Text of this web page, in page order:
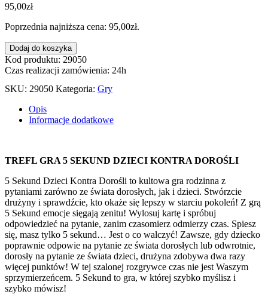
95,00zł
Poprzednia najniższa cena: 95,00zł.
ilość
GRA
5
DZIECI
DOROŚLI
02120
Dodaj do koszyka
Kod produktu: 29050
Czas realizacji zamówienia: 24h
SKU: 29050 Kategoria: Gry
Opis
Informacje dodatkowe
TREFL GRA 5 SEKUND DZIECI KONTRA DOROŚLI
5 Sekund Dzieci Kontra Dorośli to kultowa gra rodzinna z
pytaniami zarówno ze świata dorosłych, jak i dzieci. Stwórzcie
drużyny i sprawdźcie, kto okaże się lepszy w starciu pokoleń! Z grą
5 Sekund emocje sięgają zenitu! Wylosuj kartę i spróbuj
odpowiedzieć na pytanie, zanim czasomierz odmierzy czas. Spiesz
się, masz tylko 5 sekund… Jest o co walczyć! Zawsze, gdy dziecko
poprawnie odpowie na pytanie ze świata dorosłych lub odwrotnie,
dorosły na pytanie ze świata dzieci, drużyna zdobywa dwa razy
więcej punktów! W tej szalonej rozgrywce czas nie jest Waszym
sprzymierzeńcem. 5 Sekund to gra, w której szybko myślisz i
szybko mówisz!